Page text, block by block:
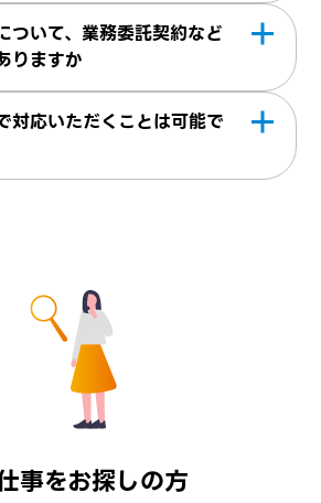
マニュアルや職場のルールなど
たらご用意いただけますとスム
始ができます。派遣スタッフ自
に用意すべきものがあれば、事
へお申し付けください。
限である3年を超えない範囲で
協議して取り決めを行います。
間が30日以内の場合は日雇い派
ため別途定められた範囲で契約
いただきます。
ついて、業務委託契約など
りますか
だけではなく、業務委託契約、
幅広く対応させていただいてお
対応いただくことは可能で
事をお探しの方